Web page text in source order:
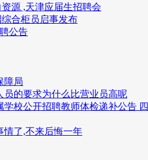
源 ,天津应届生招聘会
合柜员启事发布
公告
障局
的要求为什么比营业员高呢
校公开招聘教师体检递补公告 四
情了,不来后悔一年